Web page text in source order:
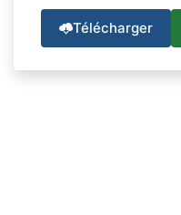
Télécharger